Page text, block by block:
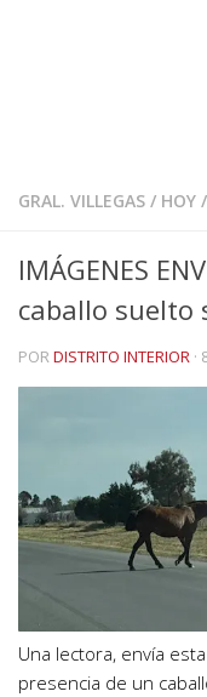
GRAL. VILLEGAS / HOY /
IMÁGENES
caballo suelto
PORDISTRITO INTERIOR ·
Una lectora, envía
presencia de un